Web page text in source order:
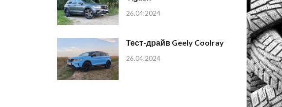
26.04.2024
Тест-драйв Geely Coolray
26.04.2024